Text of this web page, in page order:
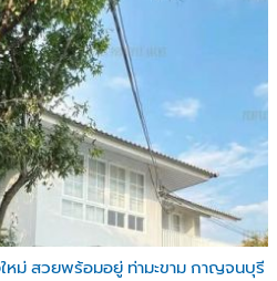
หม่ สวยพร้อมอยู่ ท่ามะขาม กาญจนบุรี